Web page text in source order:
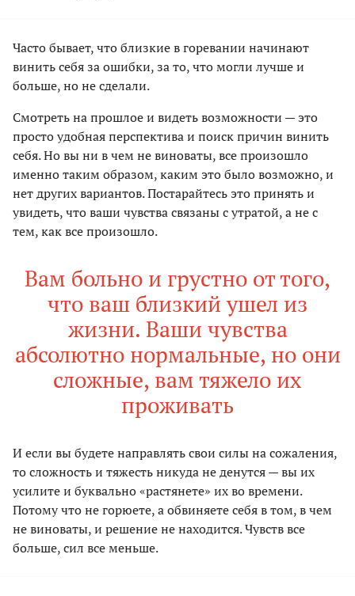
Часто бывает, что близкие в горевании начинают
винить себя за ошибки, за то, что могли лучше и
больше, но не сделали.
Смотреть на прошлое и видеть возможности — это
просто удобная перспектива и поиск причин винить
себя. Но вы ни в чем не виноваты, все произошло
именно таким образом, каким это было возможно, и
нет других вариантов. Постарайтесь это принять и
увидеть, что ваши чувства связаны с утратой, а не с
тем, как все произошло.
Вам больно и грустно от того,
что ваш близкий ушел из
жизни. Ваши чувства
абсолютно нормальные, но они
сложные, вам тяжело их
проживать
И если вы будете направлять свои силы на сожаления,
то сложность и тяжесть никуда не денутся — вы их
усилите и буквально «растянете» их во времени.
Потому что не горюете, а обвиняете себя в том, в чем
не виноваты, и решение не находится. Чувств все
больше, сил все меньше.